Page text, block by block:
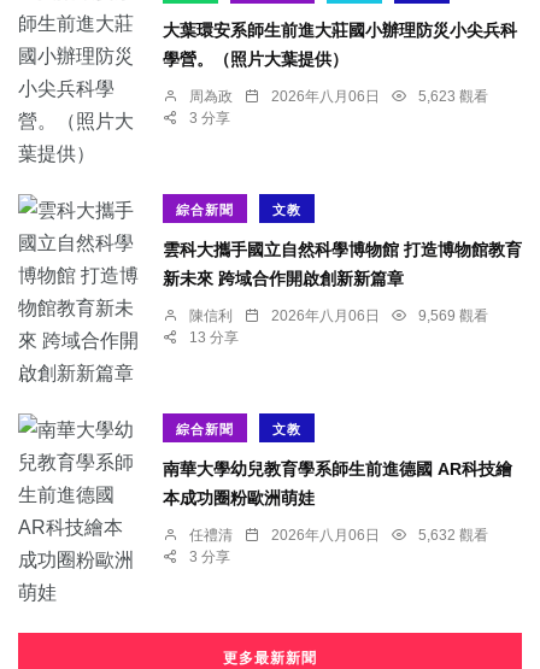
大葉環安系師生前進大莊國小辦理防災小尖兵科
學營。（照片大葉提供）
周為政 2026年八月06日
5,623 觀看
3 分享
綜合新聞 文教
雲科大攜手國立自然科學博物館 打造博物館教育
新未來 跨域合作開啟創新新篇章
陳信利 2026年八月06日
9,569 觀看
13 分享
綜合新聞 文教
南華大學幼兒教育學系師生前進德國 AR科技繪
本成功圈粉歐洲萌娃
任禮清 2026年八月06日
5,632 觀看
3 分享
更多最新新聞